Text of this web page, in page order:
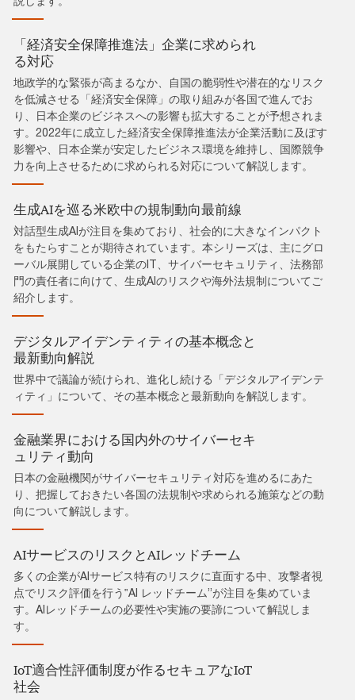
「経済安全保障推進法」企業に求められ
る対応
地政学的な緊張が高まるなか、自国の脆弱性や潜在的なリスク
を低減させる「経済安全保障」の取り組みが各国で進んでお
り、日本企業のビジネスへの影響も拡大することが予想されま
す。2022年に成立した経済安全保障推進法が企業活動に及ぼす
影響や、日本企業が安定したビジネス環境を維持し、国際競争
力を向上させるために求められる対応について解説します。
生成AIを巡る米欧中の規制動向最前線
対話型生成AIが注目を集めており、社会的に大きなインパクト
をもたらすことが期待されています。本シリーズは、主にグロ
ーバル展開している企業のIT、サイバーセキュリティ、法務部
門の責任者に向けて、生成AIのリスクや海外法規制についてご
紹介します。
デジタルアイデンティティの基本概念と
最新動向解説
世界中で議論が続けられ、進化し続ける「デジタルアイデンテ
ィティ」について、その基本概念と最新動向を解説します。
金融業界における国内外のサイバーセキ
ュリティ動向
日本の金融機関がサイバーセキュリティ対応を進めるにあた
り、把握しておきたい各国の法規制や求められる施策などの動
向について解説します。
AIサービスのリスクとAIレッドチーム
多くの企業がAIサービス特有のリスクに直面する中、攻撃者視
点でリスク評価を行う‟AI レッドチーム”が注目を集めていま
す。AIレッドチームの必要性や実施の要諦について解説しま
す。
IoT適合性評価制度が作るセキュアなIoT
社会